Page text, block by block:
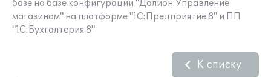
базе на базе конфигурации "Далион:Управление
магазином" на платформе "1С:Предприятие 8" и ПП
"1С:Бухгалтерия 8"
К списку